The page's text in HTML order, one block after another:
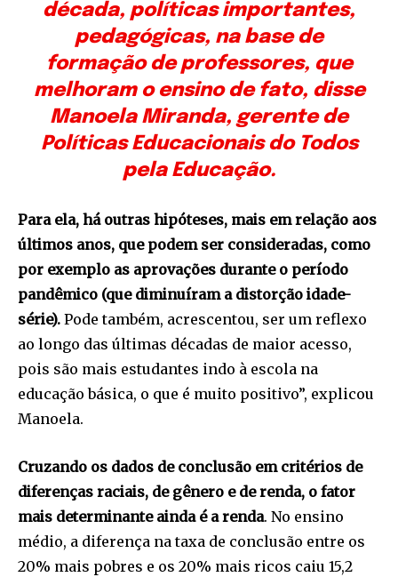
década, políticas importantes,
pedagógicas, na base de
formação de professores, que
melhoram o ensino de fato, disse
Manoela Miranda, gerente de
Políticas Educacionais do Todos
pela Educação.
Para ela, há outras hipóteses, mais em relação aos
últimos anos, que podem ser consideradas, como
por exemplo as aprovações durante o período
pandêmico (que diminuíram a distorção idade-
série). Pode também, acrescentou, ser um reflexo
ao longo das últimas décadas de maior acesso,
pois são mais estudantes indo à escola na
educação básica, o que é muito positivo”, explicou
Manoela.
Cruzando os dados de conclusão em critérios de
diferenças raciais, de gênero e de renda, o fator
mais determinante ainda é a renda. No ensino
médio, a diferença na taxa de conclusão entre os
20% mais pobres e os 20% mais ricos caiu 15,2